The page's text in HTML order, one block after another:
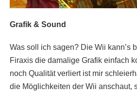
Grafik & Sound
Was soll ich sagen? Die Wii kann’s
Firaxis die damalige Grafik einfach
noch Qualität verliert ist mir
die Möglichkeiten der Wii anschaut,